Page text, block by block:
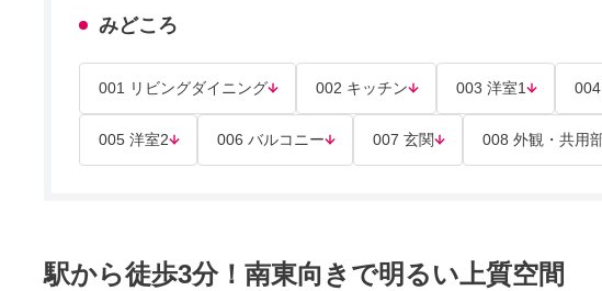
みどころ
001 リビングダイニング 002 キッチン 003 洋室1
005 洋室2 006 バルコニー 007 玄関 008 外観・共用
駅から徒歩3分！南東向きで明るい上質空間